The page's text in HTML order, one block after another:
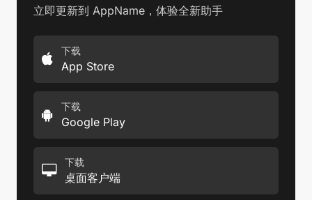
立即更新到 AppName，体验全新助手
下载
App Store
下载
Google Play
下载
桌面客户端